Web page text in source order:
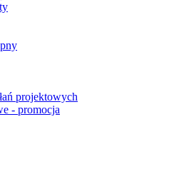
projektowych
- promocja